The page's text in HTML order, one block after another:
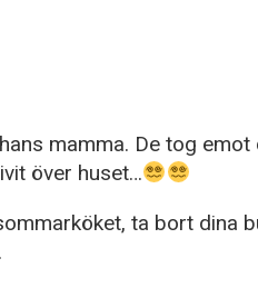
mamma. De tog
över huset…
ta bort dina